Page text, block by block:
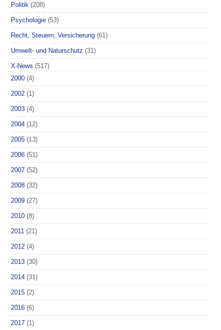
Politik (208)
Psychologie (53)
Recht, Steuern, Versicherung (61)
Umwelt- und Naturschutz (31)
X-News (517)
2000 (4)
2002 (1)
2003 (4)
2004 (12)
2005 (13)
2006 (51)
2007 (52)
2008 (32)
2009 (27)
2010 (8)
2011 (21)
2012 (4)
2013 (30)
2014 (31)
2015 (2)
2016 (6)
2017 (1)